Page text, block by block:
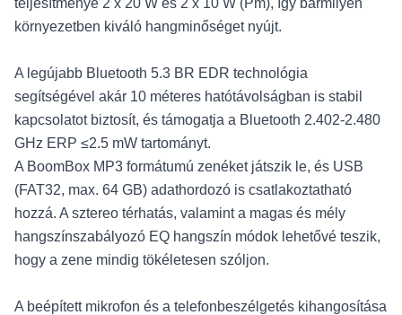
teljesítménye 2 x 20 W és 2 x 10 W (Pm), így bármilyen
környezetben kiváló hangminőséget nyújt.
A legújabb Bluetooth 5.3 BR EDR technológia
segítségével akár 10 méteres hatótávolságban is stabil
kapcsolatot biztosít, és támogatja a Bluetooth 2.402-2.480
GHz ERP ≤2.5 mW tartományt.
A BoomBox MP3 formátumú zenéket játszik le, és USB
(FAT32, max. 64 GB) adathordozó is csatlakoztatható
hozzá. A sztereo térhatás, valamint a magas és mély
hangszínszabályozó EQ hangszín módok lehetővé teszik,
hogy a zene mindig tökéletesen szóljon.
A beépített mikrofon és a telefonbeszélgetés kihangosítása